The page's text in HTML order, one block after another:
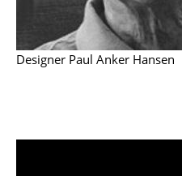
Beistell- & Rollcontainer
Barmöbel
Designer Paul Anker Hansen